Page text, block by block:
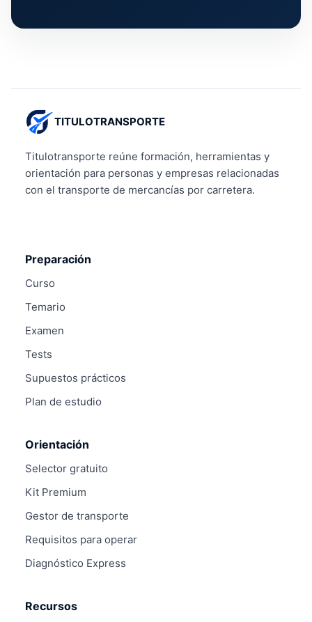
TITULOTRANSPORTE
Titulotransporte reúne formación, herramientas y
orientación para personas y empresas relacionadas
con el transporte de mercancías por carretera.
Preparación
Curso
Temario
Examen
Tests
Supuestos prácticos
Plan de estudio
Orientación
Selector gratuito
Kit Premium
Gestor de transporte
Requisitos para operar
Diagnóstico Express
Recursos